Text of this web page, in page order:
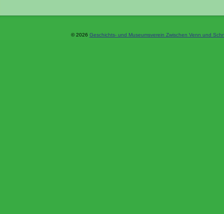
© 2026 Geschichts- und Museumsverein Zwischen Venn und